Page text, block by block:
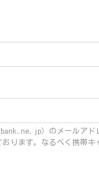
）のメールアド
ります。なるべく携帯キ